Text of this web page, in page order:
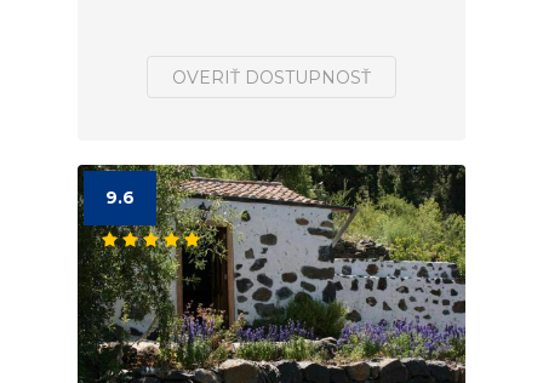
OVERIŤ DOSTUPNOSŤ
9.6